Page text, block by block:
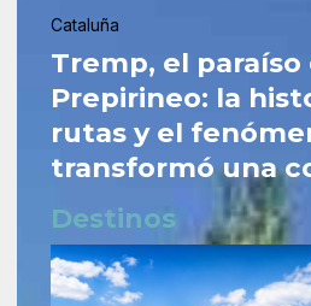
Cataluña
Tremp, el
Prepirineo: la
rutas y el
transformó una
Destinos